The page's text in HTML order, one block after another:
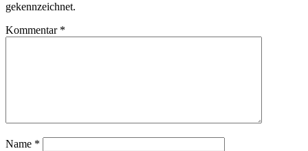
gekennzeichnet.
Kommentar *
Name *